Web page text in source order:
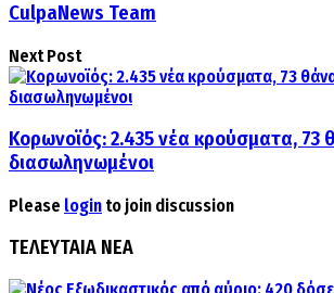
CulpaNews Team
Next Post
Κορωνοϊός: 2.435 νέα κρούσματα, 73
διασωληνωμένοι
Please login to join discussion
ΤΕΛΕΥΤΑΙΑ ΝΕΑ